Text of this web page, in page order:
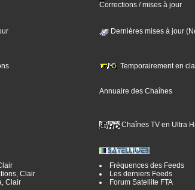
Corrections / mises à jour
Dernières mises à jour
Temporairement en
Annuaire des Chaînes
Chaînes TV en Ultra
Clair
Clair
Fréquences des Feeds
Les derniers Feeds
Forum Satellite FTA